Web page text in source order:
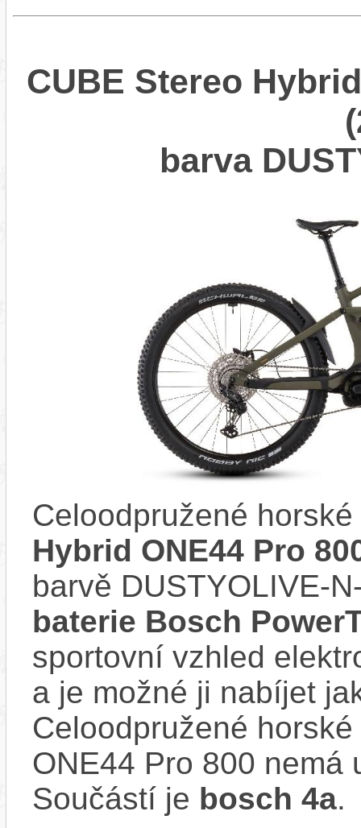
CUBE Stereo
barva
Celoodpružené
Hybrid ONE44 Pro
barvě DUSTYOLIVE-
baterie Bosch
sportovní vzhled
a je možné ji nabíjet
Celoodpružené
ONE44 Pro 800 nemá
Součástí je bosch 4a.